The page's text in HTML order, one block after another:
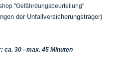
"Gefährdungsbeurteilung"
der Unfallversicherungsträger)
ca. 30 - max. 45 Minuten